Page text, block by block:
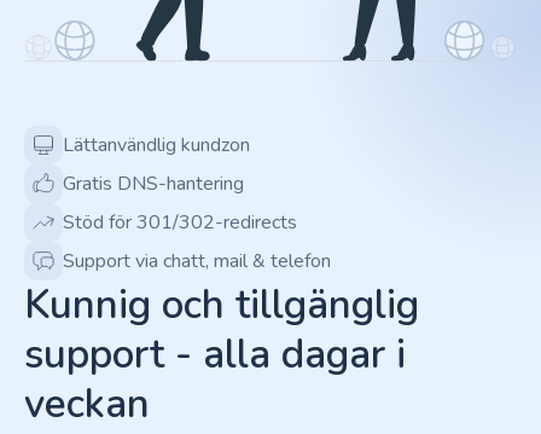
Lättanvändlig kundzon
Gratis DNS-hantering
Stöd för 301/302-redirects
Support via chatt, mail & telefon
Kunnig och tillgänglig
support - alla dagar i
veckan